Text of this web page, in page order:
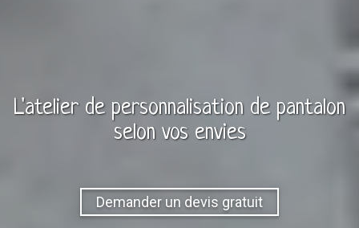
L'atelier de personnalisation de pantalon
selon vos envies
Demander un devis gratuit